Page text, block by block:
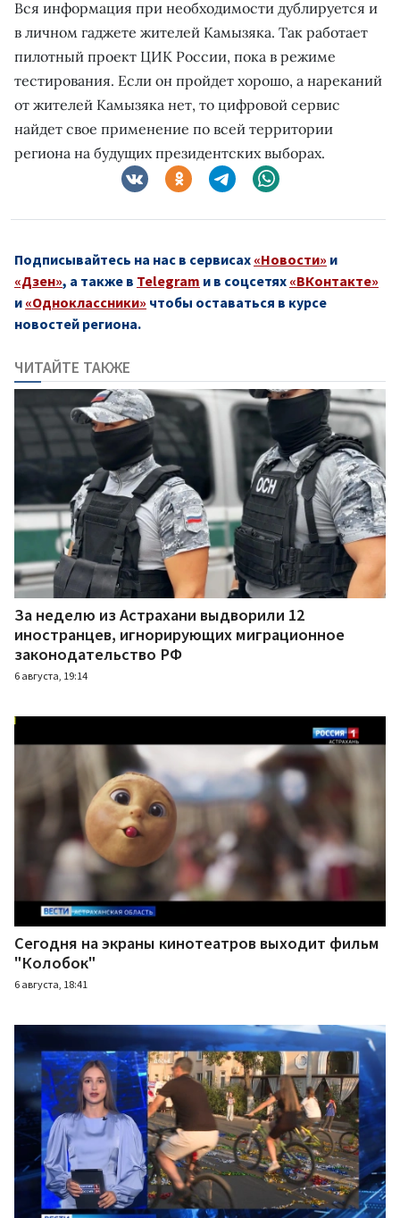
Вся информация при необходимости дублируется и
в личном гаджете жителей Камызяка. Так работает
пилотный проект ЦИК России, пока в режиме
тестирования. Если он пройдет хорошо, а нареканий
от жителей Камызяка нет, то цифровой сервис
найдет свое применение по всей территории
региона на будущих президентских выборах.
Подписывайтесь на нас в сервисах «Новости» и
«Дзен», а также в Telegram и в соцсетях «ВКонтакте»
и «Одноклассники» чтобы оставаться в курсе
новостей региона.
ЧИТАЙТЕ ТАКЖЕ
За неделю из Астрахани выдворили 12
иностранцев, игнорирующих миграционное
законодательство РФ
6 августа, 19:14
Сегодня на экраны кинотеатров выходит фильм
"Колобок"
6 августа, 18:41